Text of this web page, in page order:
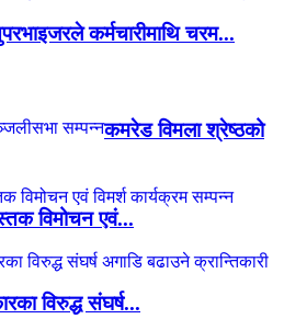
कर्मचारीमाथि चरम...
कमरेड विमला श्रेष्ठको
विमोचन एवं...
विरुद्ध संघर्ष...